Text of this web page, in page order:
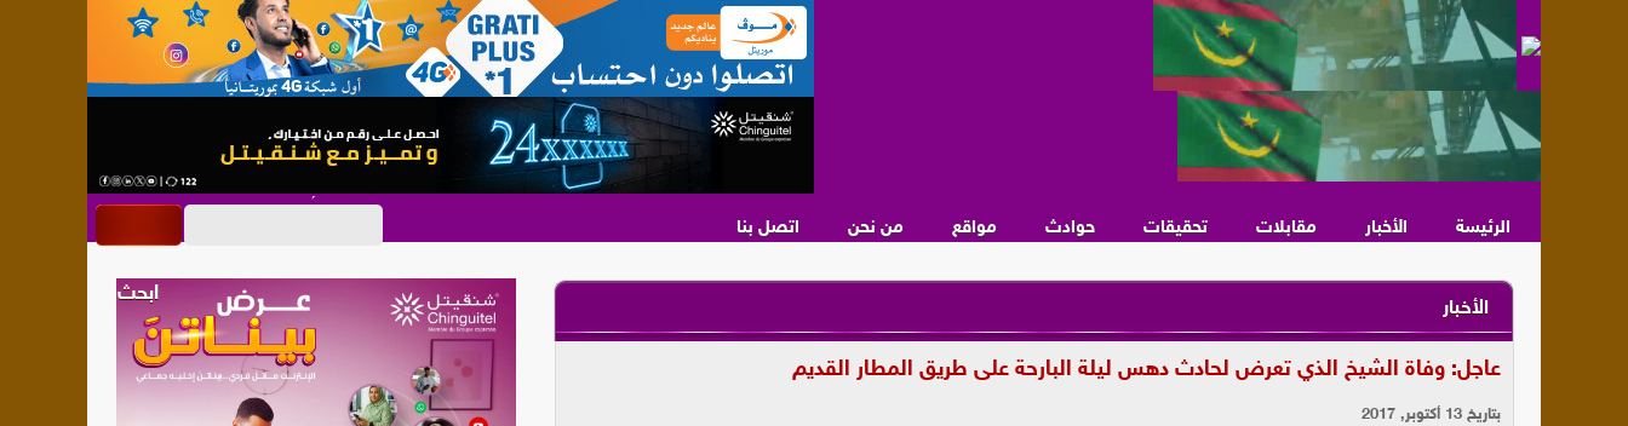
الرئيسة الأخبار مقابلات تحقيقات حوادث مواقع من نحن اتصل بنا
الأخبار
عاجل: وفاة الشيخ الذي تعرض لحادث دهس ليلة البارحة على طريق المطار القديم
بتاريخ 13 أكتوبر, 2017